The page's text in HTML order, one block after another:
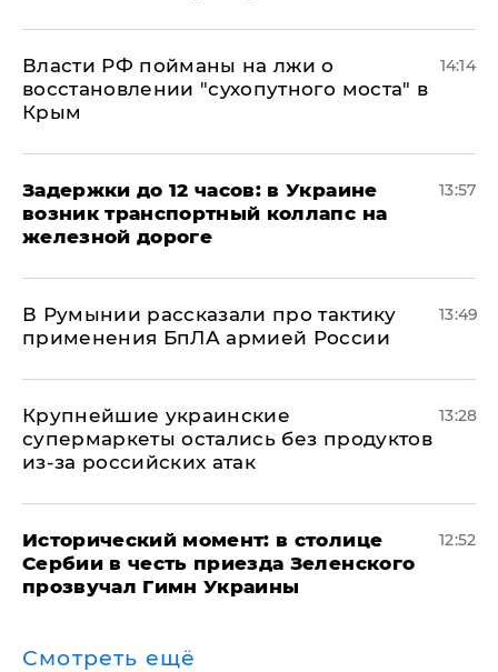
Власти РФ пойманы на лжи о
восстановлении "сухопутного моста" в
Крым
14:14
Задержки до 12 часов: в Украине
возник транспортный коллапс на
железной дороге
13:57
В Румынии рассказали про тактику
применения БпЛА армией России
13:49
Крупнейшие украинские
супермаркеты остались без продуктов
из-за российских атак
13:28
Исторический момент: в столице
Сербии в честь приезда Зеленского
прозвучал Гимн Украины
12:52
Смотреть ещё